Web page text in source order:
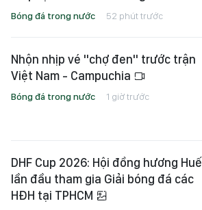
Bóng đá trong nước 52 phút trước
Nhộn nhịp vé "chợ đen" trước trận
Việt Nam - Campuchia
Bóng đá trong nước 1 giờ trước
DHF Cup 2026: Hội đồng hương Huế
lần đầu tham gia Giải bóng đá các
HĐH tại TPHCM